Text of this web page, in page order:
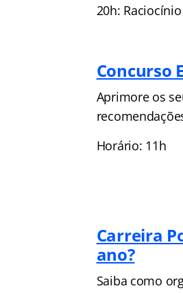
20h:
Concurso
Aprimore os
Horário: 11h
Carreira
ano?
Saiba como